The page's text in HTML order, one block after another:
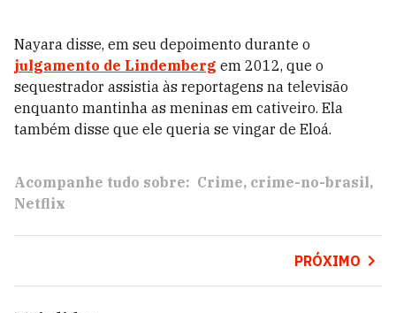
Nayara disse, em seu depoimento durante o
julgamento de Lindemberg em 2012, que o
sequestrador assistia às reportagens na televisão
enquanto mantinha as meninas em cativeiro. Ela
também disse que ele queria se vingar de Eloá.
Acompanhe tudo sobre: Crime crime-no-brasil
Netflix
PRÓXIMO